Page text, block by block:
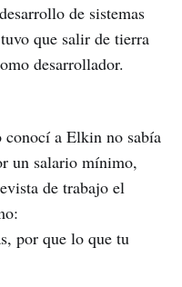
de sistemas
que salir de tierra
desarrollador.
conocí a Elkin no sabía
un salario mínimo,
de trabajo el
por que lo que tu